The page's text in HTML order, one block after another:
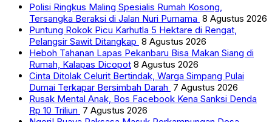
Polisi Ringkus Maling Spesialis Rumah Kosong,
Tersangka Beraksi di Jalan Nuri Purnama 8 Agustus 2026
Puntung Rokok Picu Karhutla 5 Hektare di Rengat,
Pelangsir Sawit Ditangkap 8 Agustus 2026
Heboh Tahanan Lapas Pekanbaru Bisa Makan Siang di
Rumah, Kalapas Dicopot 8 Agustus 2026
Cinta Ditolak Celurit Bertindak, Warga Simpang Pulai
Dumai Terkapar Bersimbah Darah 7 Agustus 2026
Rusak Mental Anak, Bos Facebook Kena Sanksi Denda
Rp 10 Triliun 7 Agustus 2026